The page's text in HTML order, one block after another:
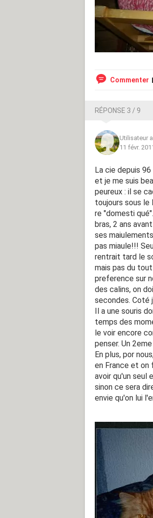
Commenter
RÉPONSE 3 / 9
Utilisateur
11 févr.
La cie depuis
et je me suis
peureux : il se
toujours sous le
re "domesti
bras, 2 ans
ses
pas miaule!!!
rentrait tard le
mais pas du
preference sur
des calins, on
secondes. Coté
Il a une souris
temps des
le voir encore
penser. Un
En plus, por
en France et on
avoir qu'un seul
sinon ce sera
envie qu'on lui